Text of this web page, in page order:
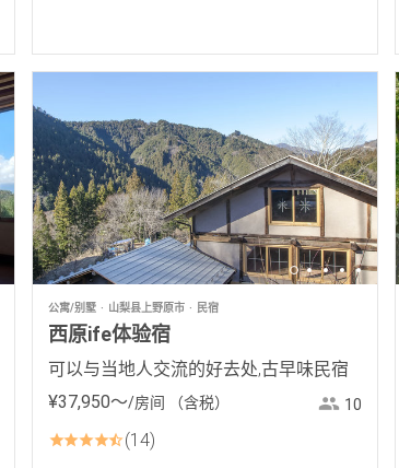
公寓/别墅 山梨县上野原市 民宿
西原ife体验宿
可以与当地人交流的好去处,古早味民宿
¥37,950〜/房间 （含税） 10
14